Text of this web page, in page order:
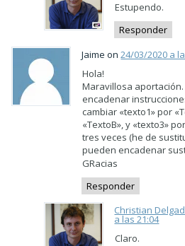
Estupendo.
Responder
Jaime on24/03/2020 a
Hola!
Maravillosa
encadenar
cambiar «texto1» por
«TextoB», y «texto3»
tres veces (he de
pueden encadenar
GRacias
Responder
Christian
a las 21:04
Claro.